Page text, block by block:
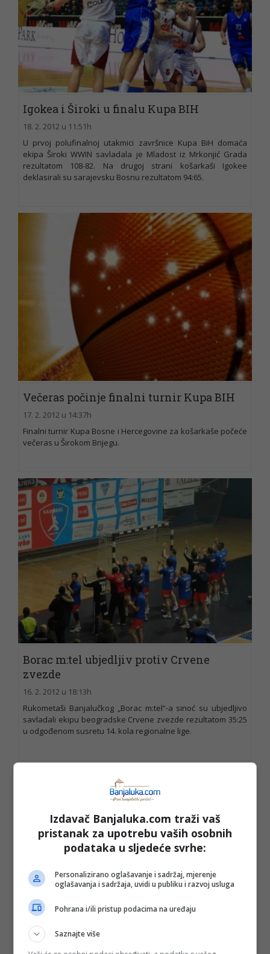
Igokea i Široki u finalu Kupa BIH
18. 2. 2012 u 11:51h
U prvoj polufinalnoj utakmici završnice Kupa BiH domaća
ekipa Široki WWIN savladala je Mladost iz Mrkonjić Grada
rezultatom 108-82. Na drugoj strani košarkaši Igokee
deklasirali su sarajevsku Bosnu rezultatom 94:65.
Večeras počinje finalni turnir Kupa BIH
17. 2. 2012 u 14:37h
Finalni turnir Kupa Bosne i Hercegovine za košarkaše počeće
večeras u Širokom Brijegu.
Borac m:tel ubjedljiv protiv Crvene
zvezde
16. 2. 2012 u 18:13h
Rukometaši Banjalučkog „Borac m:tel“-a sinoć su ubjedljivo
savladali ekipu beogradske Crvene zvezde rezultatom 35:25
u odgođenom susretu 14. kola regionalne lige.
“Malene” poražene u Zenici
Izdavač Banjaluka.com traži vaš
pristanak za upotrebu vaših osobnih
podataka u sljedeće svrhe:
Personalizirano oglašavanje i sadržaj, mjerenje
oglašavanja i sadržaja, uvidi u publiku i razvoj usluga
Pohrana i/ili pristup podacima na uređaju
Saznajte više